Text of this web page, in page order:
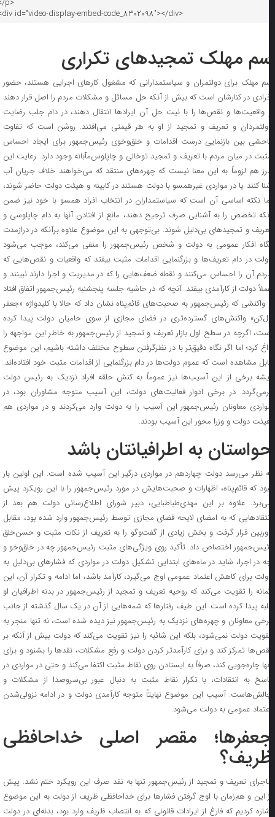
مهلک تمجید‌های تکراری
مهلک برای دولتمران و سیاستمدارانی که مشغول کار‌های اجرایی هستند، حضور
در کنارشان است که بیش از آنکه حل مسائل و مشکلات مردم را اصل قرار دهند
واقعیت‌ها و نقص‌ها را با نیت حل آن ایراد‌ها انتقال دهند، در دام جلب رضایت
و تعریف و تمجید از او به هر قیمتی می‌افتند. روشن است که تفاوت
بین بازنمایی درست اقدامات و خلق‌وخوی رئیس‌جمهور برای ایجاد احساس
در میان مردم با تعریف و تمجید توخالی و چاپلوس‌مآبانه وجود دارد. رعایت این
هم لزوماً به این معنا نیست که چهره‌های منتقد که می‌خواهند خلاف جریان آب
کنند یا در مواردی غیرهمسو با دولت هستند در کابینه و هیئت دولت حاضر شوند،
نکته اساسی آن است که سیاستمداران در انتخاب افراد همسو با خود نیز ضمن
تخصص را به آشنایی صرف ترجیح دهند، مانع از افتادن آنها به دام چاپلوسی و
و تمجید‌های بی‌دلیل شوند. بی‌توجهی به این موضوع علاوه برآنکه در درازمدت
افکار عمومی به دولت و شخص رئیس‌جمهور را منفی می‌کند، موجب می‌شود
در دام تعریف‌ها و بزرگنمایی اقدامات مثبت بیفتد که واقعیات و نقص‌هایی که
آن را احساس می‌کنند و نقطه ضعف‌هایی را که در مدیریت و اجرا دارند نبینند و
دولت از کارآمدی بیفتد. آنچه که در حاشیه جلسه پنجشنبه رئیس‌جمهور اتفاق افتاد
واکنشی که رئیس‌جمهور به صحبت‌های قائم‌پناه نشان داد که حالا با کلیدواژه «جعفر
واکنش‌های گسترده‌تری در فضای مجازی از سوی حامیان دولت پیدا کرده
اگرچه در سطح اول بازار تعریف و تمجید از رئیس‌جمهور به خاطر این مواجهه را
کرد؛ اما اگر نگاه دقیق‌تر با در نظرگرفتن سطوح مختلف داشته باشیم، این موضوع
مشاهده است که عموم دولت‌ها در دام بزرگنمایی از اقدامات مثبت خود افتاده‌اند.
برخی از این آسیب‌ها نیز عموماً به کنش حلقه افراد نزدیک به رئیس دولت
در برخی ادوار فعالیت‌های دولت، این آسیب متوجه مشاوران بود، در
معاونان رئیس‌جمهور این آسیب را به دولت وارد می‌کردند و در مواردی هم
دولت و وزرا محور این آسیب بودند.
به اطرافیانتان باشد
نظر می‌رسد دولت چهاردهم در مواردی درگیر این آسیب شده است. این اولین بار
که قائم‌پناه، اظهارات و صحبت‌هایش در مورد رئیس‌جمهور را با این رویکرد پیش
علاوه بر این مهدی‌طباطبایی، دبیر شورای اطلاع‌رسانی دولت هم بعد از
که به امضای لایحه فضای مجازی توسط رئیس‌جمهور وارد شده بود، مقابل
قرار گرفت و بخش زیادی از گفت‌و‌گو را به تعریف از نکات مثبت و حسن‌خلق
اختصاص داد. تأکید روی ویژگی‌های مثبت رئیس‌جمهور چه در خلق‌وخو و
در اجرا، شاید در ماه‌های ابتدایی تشکیل دولت در مواردی که فشار‌های بی‌دلیل به
برای کاهش اعتماد عمومی اوج می‌گیرد، کارآمد باشد، اما ادامه و تکرار آن، این
را تقویت می‌کند که روحیه تعریف و تمجید از رئیس‌جمهور در بدنه اطرافیان او
پیدا کرده است. این طیف رفتار‌ها که شمه‌هایی از آن در یک سال گذشته از جانب
معاونان و چهره‌های نزدیک به رئیس‌جمهور نیز دیده شده است، نه تنها منجر به
دولت نمی‌شود، بلکه این شائبه را نیز تقویت می‌کند که دولت بیش از آنکه بر
تمرکز کند و برای کارآمدتر کردن دولت و رفع مشکلات، نقد‌ها را بشنود و برای
چاره‌جویی کند، صرفاً به ایستادن روی نقاط مثبت اکتفا می‌کند و حتی در مواردی در
به انتقادات، با تکرار نقاط مثبت به دنبال عبور بی‌سروصدا از مشکلات و
آسیب این موضوع نهایتاً متوجه کارآمدی دولت و در ادامه نزولی‌شدن
عمومی به دولت می‌شود.
مقصر اصلی خداحافظی
تعریف و تمجید از رئیس‌جمهور تنها به نقد صرف این رویکرد ختم نشد. پیش
این و هم‌زمان با اوج گرفتن فشار‌ها برای خداحافظی ظریف از دولت به این موضوع
کردیم که فارغ از ایرادات قانونی که به انتصاب ظریف وارد بود، بدنه‌ای در دولت